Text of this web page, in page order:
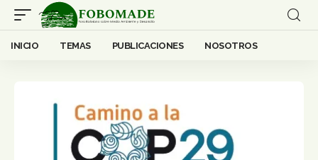
INICIO TEMAS PUBLICACIONES NOSOTROS